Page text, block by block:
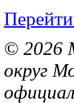
© 2026
округ